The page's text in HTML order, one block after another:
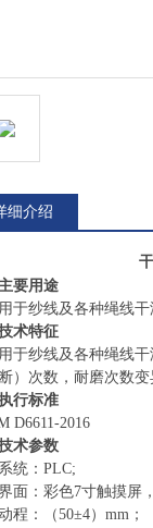
细介绍
要用途
于纱线及各种绳线干
术特征
于纱线及各种绳线
） 次数，耐磨次数变
行标准
D6611-2016
术参数
统： PLC;
面：彩色7寸触摸屏
程：（50±4） mm ；